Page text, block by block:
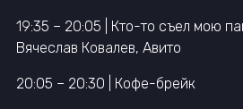
19:35 – 20:05 | Кто-то съел мою
Вячеслав Ковалев, Авито
20:05 – 20:30 | Кофе-брейк